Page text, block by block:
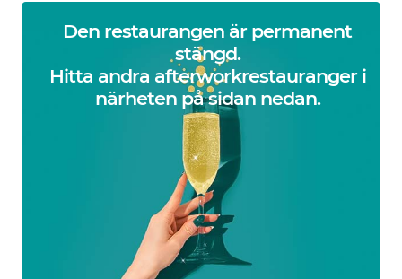
Den restaurangen är permanent
stängd.
Hitta andra afterworkrestauranger i
närheten på sidan nedan.